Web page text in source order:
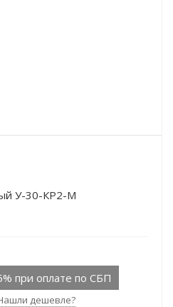
У-30-КР2-М
при оплате по СБП
дешевле?